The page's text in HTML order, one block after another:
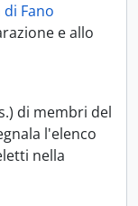
Fano
e allo
di membri del
l'elenco
nella